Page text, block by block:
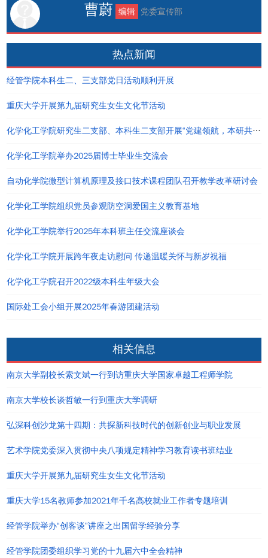
曹蔚 编辑 党委宣传部
热点新闻
经管学院本科生二、三支部党日活动顺利开展
重庆大学开展第九届研究生女生文化节活动
化学化工学院研究生二支部、本科生二支部开展“党建领航，本研共进”主题党日活动
化学化工学院举办2025届博士毕业生交流会
自动化学院微型计算机原理及接口技术课程团队召开教学改革研讨会
化学化工学院组织党员参观防空洞爱国主义教育基地
化学化工学院举行2025年本科班主任交流座谈会
化学化工学院开展跨年夜走访慰问 传递温暖关怀与新岁祝福
化学化工学院召开2022级本科生年级大会
国际处工会小组开展2025年春游团建活动
相关信息
南京大学副校长索文斌一行到访重庆大学国家卓越工程师学院
南京大学校长谈哲敏一行到重庆大学调研
弘深科创沙龙第十四期：共探新科技时代的创新创业与职业发展
艺术学院党委深入贯彻中央八项规定精神学习教育读书班结业
重庆大学开展第九届研究生女生文化节活动
重庆大学15名教师参加2021年千名高校就业工作者专题培训
经管学院举办“创客谈”讲座之出国留学经验分享
经管学院团委组织学习党的十九届六中全会精神